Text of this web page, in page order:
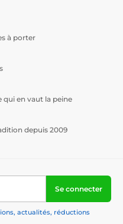
à porter
en vaut la peine
depuis 2009
Se connecter
actualités, réductions